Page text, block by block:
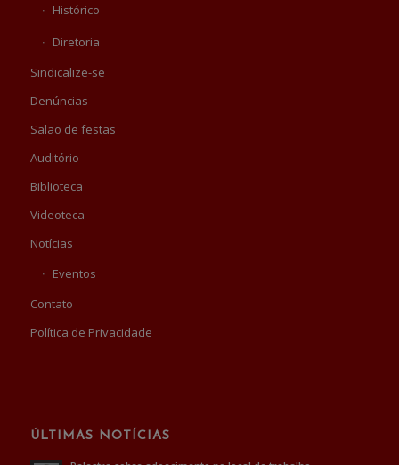
Histórico
Diretoria
Sindicalize-se
Denúncias
Salão de festas
Auditório
Biblioteca
Videoteca
Notícias
Eventos
Contato
Política de Privacidade
ÚLTIMAS NOTÍCIAS